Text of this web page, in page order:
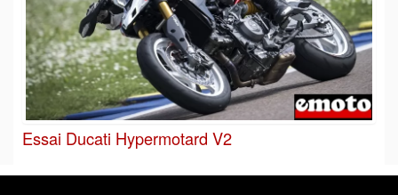
Essai Ducati Hypermotard V2